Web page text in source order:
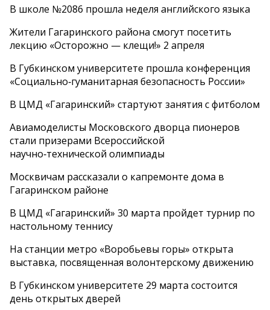
В школе №2086 прошла неделя английского языка
Жители Гагаринского района смогут посетить
лекцию «Осторожно — клещи!» 2 апреля
В Губкинском университете прошла конференция
«Социально‑гуманитарная безопасность России»
В ЦМД «Гагаринский» стартуют занятия с фитболом
Авиамоделисты Московского дворца пионеров
стали призерами Всероссийской
научно‑технической олимпиады
Москвичам рассказали о капремонте дома в
Гагаринском районе
В ЦМД «Гагаринский» 30 марта пройдет турнир по
настольному теннису
На станции метро «Воробьевы горы» открыта
выставка, посвященная волонтерскому движению
В Губкинском университете 29 марта состоится
день открытых дверей